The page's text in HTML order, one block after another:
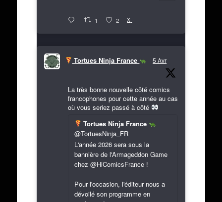
1 2 X
Tortues Ninja France 5 Avr
La très bonne nouvelle côté comics
francophones pour cette année au cas
où vous seriez passé à côté
Tortues Ninja France
@TortuesNinja_FR
L'année 2026 sera sous la
bannière de l'Armageddon Game
chez @HiComicsFrance !
Pour l'occasion, l'éditeur nous a
dévoilé son programme en